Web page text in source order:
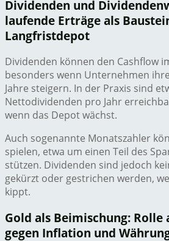
Dividenden und
laufende Erträge als
Langfristdepot
Dividenden können den Cashflow
besonders wenn Unternehmen
Jahre steigern. In der Praxis sind
Nettodividenden pro Jahr
wenn das Depot wächst.
Auch sogenannte Monatszahler
spielen, etwa um einen Teil des
stützen. Dividenden sind jedoch
gekürzt oder gestrichen werden,
kippt.
Gold als Beimischung: Rolle
gegen Inflation und